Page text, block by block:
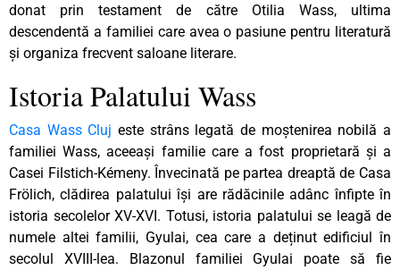
donat prin testament de către Otilia Wass, ultima
descendentă a familiei care avea o pasiune pentru literatură
și organiza frecvent saloane literare.
Istoria Palatului Wass
Casa Wass Cluj este strâns legată de moștenirea nobilă a
familiei Wass, aceeași familie care a fost proprietară și a
Casei Filstich-Kémeny. Învecinată pe partea dreaptă de Casa
Frölich, clădirea palatului își are rădăcinile adânc înfipte în
istoria secolelor XV-XVI. Totusi, istoria palatului se leagă de
numele altei familii, Gyulai, cea care a deținut edificiul în
secolul XVIII-lea. Blazonul familiei Gyulai poate să fie